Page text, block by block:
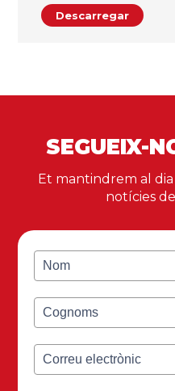
Descarregar
SEGUEIX-
Et mantindrem al
notícies